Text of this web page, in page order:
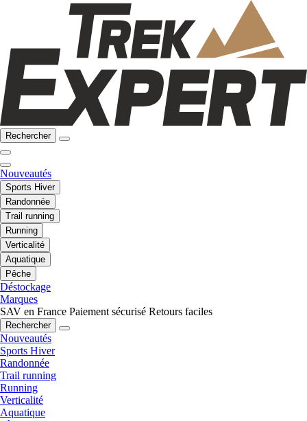
Rechercher
Nouveautés
Sports Hiver
Randonnée
Trail running
Running
Verticalité
Aquatique
Pêche
Déstockage
Marques
SAV en France Paiement sécurisé Retours faciles
Rechercher
Nouveautés
Sports Hiver
Randonnée
Trail running
Running
Verticalité
Aquatique